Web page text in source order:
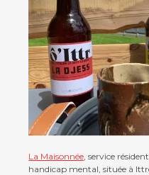
La Maisonnée , service
handicap mental, située à